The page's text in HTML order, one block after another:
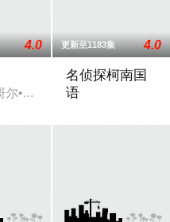
赛风波四起，天才云集，无
4.0
尔•D•罗杰在临死前曾留下关
更新至1183集 4.0
名侦探柯南国
语